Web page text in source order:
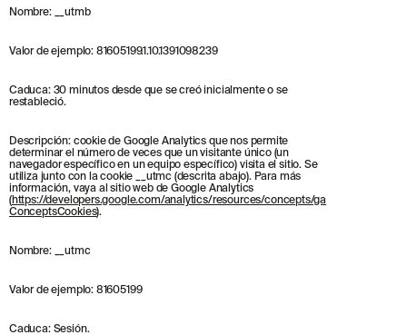
Nombre: __utmb
Valor de ejemplo: 81605199.1.10.1391098239
Caduca: 30 minutos desde que se creó inicialmente o se
restableció.
Descripción: cookie de Google Analytics que nos permite
determinar el número de veces que un visitante único (un
navegador específico en un equipo específico) visita el sitio. Se
utiliza junto con la cookie __utmc (descrita abajo). Para más
información, vaya al sitio web de Google Analytics
(https://developers.google.com/analytics/resources/concepts/ga
ConceptsCookies).
Nombre: __utmc
Valor de ejemplo: 81605199
Caduca: Sesión.
MENU
NOSOTROS
PRODUCTOS
DISEÑADORES
CONTACTO
LEGAL
AVISO LEGAL
POLÍTICA DE COOKIES